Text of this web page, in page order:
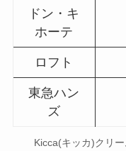
ドン・キ
ホーテ
ロフト
東急ハン
ズ
Kicca(キッカ)クリ